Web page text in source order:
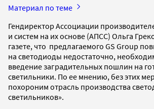
Материал по теме
Гендиректор Ассоциации
и систем на их основе (АПСС) Ольга
газете, что предлагаемого GS Group
на светодиоды недостаточно,
введение заградительных пошлин на
светильники. По ее мнению, без этих
похороним отрасль производства
светильников».